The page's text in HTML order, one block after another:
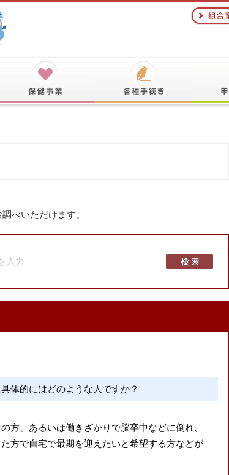
べいただけます。
体的にはどのような人ですか？
方、あるいは働きざかりで脳卒中などに倒れ、
方で自宅で最期を迎えたいと希望する方などが